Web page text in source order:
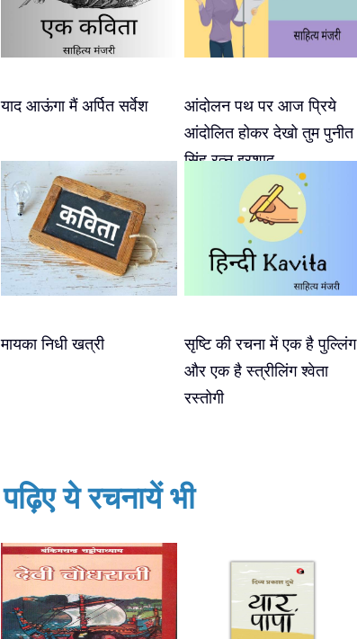
याद आऊंगा मैं अर्पित सर्वेश
आंदोलन पथ पर आज प्रिये
आंदोलित होकर देखो तुम पुनीत
सिंह रत्नु इरशाद
मायका निधी खत्री
सृष्टि की रचना में एक है पुल्लिंग
और एक है स्त्रीलिंग श्वेता
रस्तोगी
पढ़िए ये रचनायें भी